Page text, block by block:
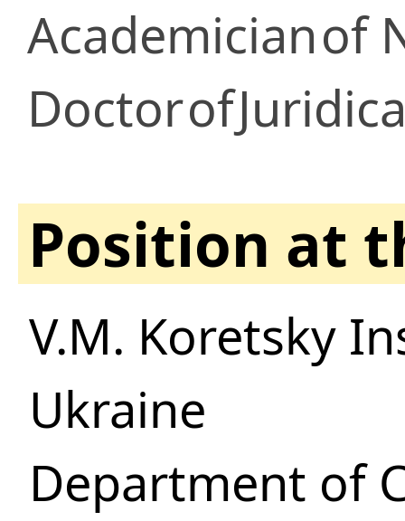
Academicianof
Doctorof
Position at
V.M. Koretsky
Ukraine
Department of